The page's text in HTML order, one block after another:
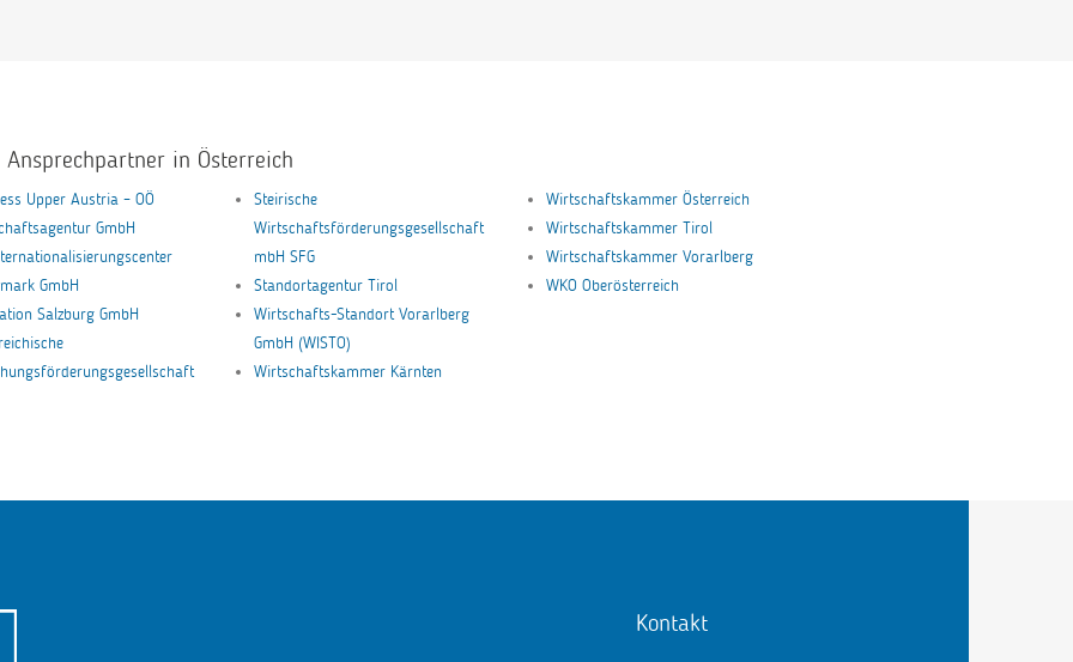
Ansprechpartner in Österreich
Upper Austria – OÖ
GmbH
GmbH
Salzburg GmbH
Steirische
Wirtschaftsförderungsgesellschaft
mbH SFG
Standortagentur Tirol
Wirtschafts-Standort Vorarlberg
GmbH (WISTO)
Wirtschaftskammer Kärnten
Wirtschaftskammer Österreich
Wirtschaftskammer Tirol
Wirtschaftskammer Vorarlberg
WKO Oberösterreich
Kontakt